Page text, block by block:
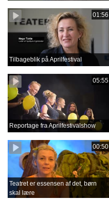
01:56
Tilbageblik på Aprilfestival
05:55
Reportage fra Aprilfestivalshow
00:50
Teatret er essensen af det, børn
skal lære